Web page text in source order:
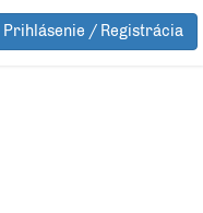
Prihlásenie / Registrácia